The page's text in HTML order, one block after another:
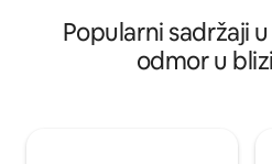
odmor.Popularni sadržaji
odmor u